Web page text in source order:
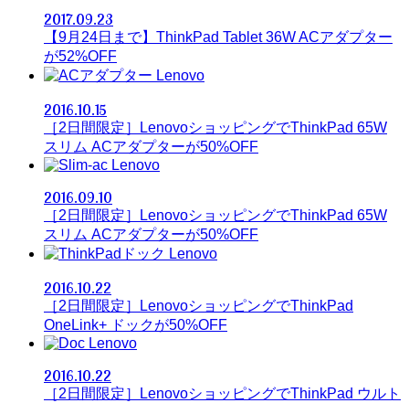
2017.09.23
【9月24日まで】ThinkPad Tablet 36W ACアダプター
が52%OFF
Lenovo
2016.10.15
［2日間限定］LenovoショッピングでThinkPad 65W
スリム ACアダプターが50%OFF
Lenovo
2016.09.10
［2日間限定］LenovoショッピングでThinkPad 65W
スリム ACアダプターが50%OFF
Lenovo
2016.10.22
［2日間限定］LenovoショッピングでThinkPad
OneLink+ ドックが50%OFF
Lenovo
2016.10.22
［2日間限定］LenovoショッピングでThinkPad ウルト